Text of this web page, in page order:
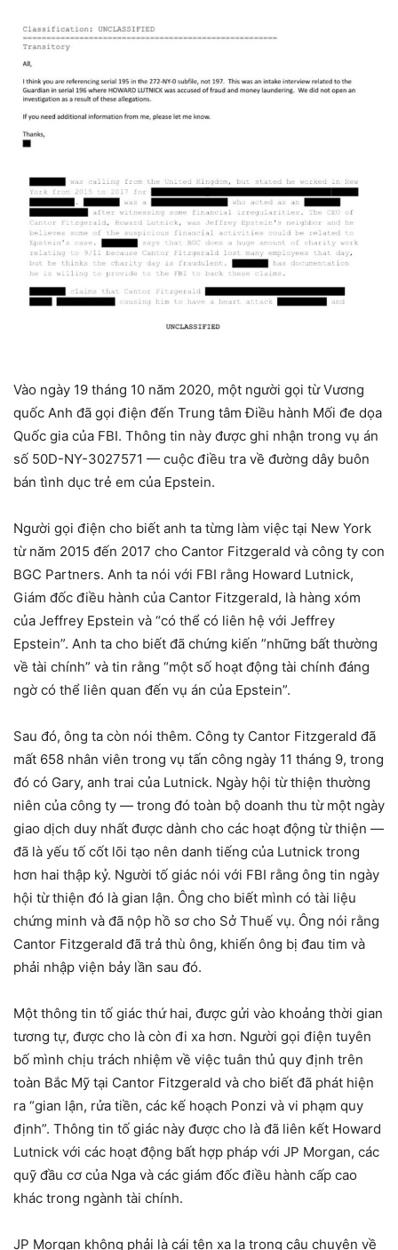
Vào ngày 19 tháng 10 năm 2020, một người gọi từ Vương
quốc Anh đã gọi điện đến Trung tâm Điều hành Mối đe dọa
Quốc gia của FBI. Thông tin này được ghi nhận trong vụ án
số 50D-NY-3027571 — cuộc điều tra về đường dây buôn
bán tình dục trẻ em của Epstein.
Người gọi điện cho biết anh ta từng làm việc tại New York
từ năm 2015 đến 2017 cho Cantor Fitzgerald và công ty con
BGC Partners. Anh ta nói với FBI rằng Howard Lutnick,
Giám đốc điều hành của Cantor Fitzgerald, là hàng xóm
của Jeffrey Epstein và “có thể có liên hệ với Jeffrey
Epstein”. Anh ta cho biết đã chứng kiến ​​”những bất thường
về tài chính” và tin rằng “một số hoạt động tài chính đáng
ngờ có thể liên quan đến vụ án của Epstein”.
Sau đó, ông ta còn nói thêm. Công ty Cantor Fitzgerald đã
mất 658 nhân viên trong vụ tấn công ngày 11 tháng 9, trong
đó có Gary, anh trai của Lutnick. Ngày hội từ thiện thường
niên của công ty — trong đó toàn bộ doanh thu từ một ngày
giao dịch duy nhất được dành cho các hoạt động từ thiện —
đã là yếu tố cốt lõi tạo nên danh tiếng của Lutnick trong
hơn hai thập kỷ. Người tố giác nói với FBI rằng ông tin ngày
hội từ thiện đó là gian lận. Ông cho biết mình có tài liệu
chứng minh và đã nộp hồ sơ cho Sở Thuế vụ. Ông nói rằng
Cantor Fitzgerald đã trả thù ông, khiến ông bị đau tim và
phải nhập viện bảy lần sau đó.
Một thông tin tố giác thứ hai, được gửi vào khoảng thời gian
tương tự, được cho là còn đi xa hơn. Người gọi điện tuyên
bố mình chịu trách nhiệm về việc tuân thủ quy định trên
toàn Bắc Mỹ tại Cantor Fitzgerald và cho biết đã phát hiện
ra “gian lận, rửa tiền, các kế hoạch Ponzi và vi phạm quy
định”. Thông tin tố giác này được cho là đã liên kết Howard
Lutnick với các hoạt động bất hợp pháp với JP Morgan, các
quỹ đầu cơ của Nga và các giám đốc điều hành cấp cao
khác trong ngành tài chính.
JP Morgan không phải là cái tên xa lạ trong câu chuyện về